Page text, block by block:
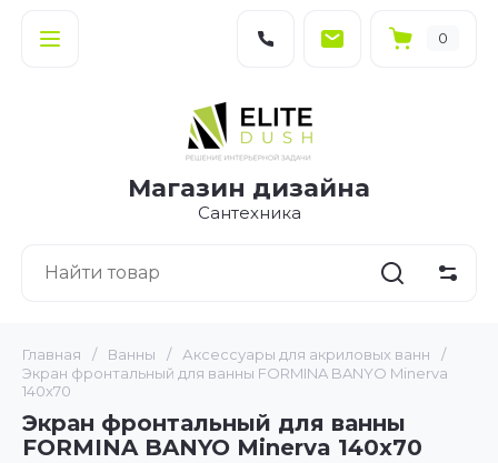
0
Магазин дизайна
Сантехника
Главная / Ванны / Аксессуары для акриловых ванн
/
Экран фронтальный для ванны FORMINA BANYO Minerva
140x70
Экран фронтальный для ванны
FORMINA BANYO Minerva 140x70